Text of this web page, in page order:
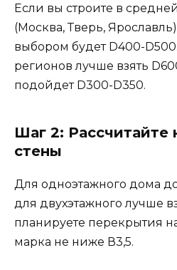
Если вы строите в
(Москва, Тверь,
выбором будет D400-
регионов лучше взять
подойдет D300-D350.
Шаг 2: Рассчитайте
стены
Для одноэтажного дома
для двухэтажного лучше
планируете перекрытия
марка не ниже В3,5.